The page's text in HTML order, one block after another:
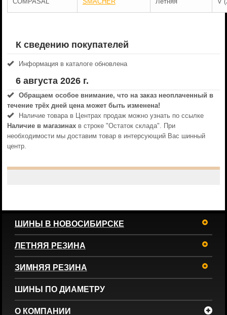
К сведению покупателей
Информация в каталоге обновлена
6 августа 2026 г.
Обращаем особое внимание, что на заказ неоплаченный в
течениe трёх дней цена может быть изменена!
Наличие товара в Центрах продаж можно узнать по ссылке
Наличие в магазинахв строке "Остаток склада". При
необходимости мы доставим товар в интерсующий Вас шинный
центр.
ШИНЫ В НОВОСИБИРСКЕ
ЛЕТНЯЯ РЕЗИНА
ЗИМНЯЯ РЕЗИНА
ШИНЫ ПО ДИАМЕТРУ
О КОМПАНИИ